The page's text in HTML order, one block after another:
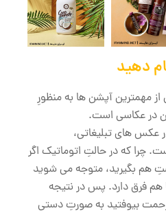
دهید
مهمترین آپشن ها به منظورِ
در عکاسی است.
های تبلیغاتی،
چرا که در حالتِ اتوماتیک اگر
بگیرید، متوجه می شوید
فرق دارد. پس در نتیجه
بیوفتید به صورتِ دستی